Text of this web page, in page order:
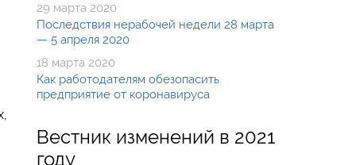
29 марта 2020
Последствия нерабочей недели 28 марта
— 5 апреля 2020
18 марта 2020
Как работодателям обезопасить
предприятие от коронавируса
Вестник изменений в 2021
году